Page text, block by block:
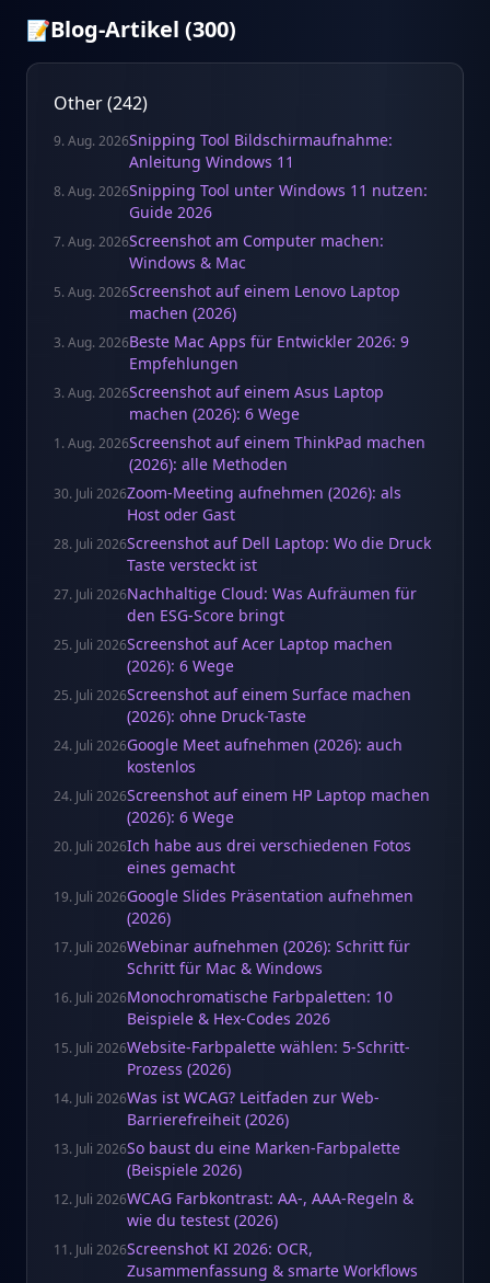
📝Blog-Artikel (300)
Other(242)
9. Aug. 2026Snipping Tool Bildschirmaufnahme:
Anleitung Windows 11
8. Aug. 2026Snipping Tool unter Windows 11 nutzen:
Guide 2026
7. Aug. 2026Screenshot am Computer machen:
Windows & Mac
5. Aug. 2026Screenshot auf einem Lenovo Laptop
machen (2026)
3. Aug. 2026Beste Mac Apps für Entwickler 2026: 9
Empfehlungen
3. Aug. 2026Screenshot auf einem Asus Laptop
machen (2026): 6 Wege
1. Aug. 2026Screenshot auf einem ThinkPad machen
(2026): alle Methoden
30. Juli 2026Zoom-Meeting aufnehmen (2026): als
Host oder Gast
28. Juli 2026Screenshot auf Dell Laptop: Wo die Druck
Taste versteckt ist
27. Juli 2026Nachhaltige Cloud: Was Aufräumen für
den ESG-Score bringt
25. Juli 2026Screenshot auf Acer Laptop machen
(2026): 6 Wege
25. Juli 2026Screenshot auf einem Surface machen
(2026): ohne Druck-Taste
24. Juli 2026Google Meet aufnehmen (2026): auch
kostenlos
24. Juli 2026Screenshot auf einem HP Laptop machen
(2026): 6 Wege
20. Juli 2026Ich habe aus drei verschiedenen Fotos
eines gemacht
19. Juli 2026Google Slides Präsentation aufnehmen
(2026)
17. Juli 2026Webinar aufnehmen (2026): Schritt für
Schritt für Mac & Windows
16. Juli 2026Monochromatische Farbpaletten: 10
Beispiele & Hex-Codes 2026
15. Juli 2026Website-Farbpalette wählen: 5-Schritt-
Prozess (2026)
14. Juli 2026Was ist WCAG? Leitfaden zur Web-
Barrierefreiheit (2026)
13. Juli 2026So baust du eine Marken-Farbpalette
(Beispiele 2026)
12. Juli 2026WCAG Farbkontrast: AA-, AAA-Regeln &
wie du testest (2026)
11. Juli 2026Screenshot KI 2026: OCR,
Zusammenfassung & smarte Workflows